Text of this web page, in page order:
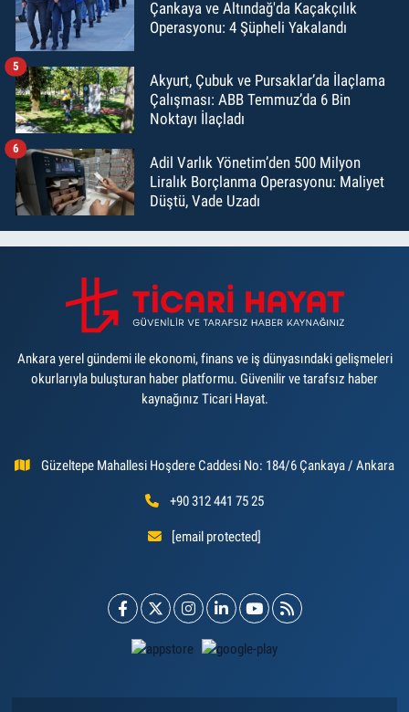
Çankaya ve Altındağ'da Kaçakçılık
Operasyonu: 4 Şüpheli Yakalandı
Akyurt, Çubuk ve Pursaklar’da İlaçlama
Çalışması: ABB Temmuz’da 6 Bin
Noktayı İlaçladı
5
Adil Varlık Yönetim’den 500 Milyon
Liralık Borçlanma Operasyonu: Maliyet
Düştü, Vade Uzadı
6
Ankara yerel gündemi ile ekonomi, finans ve iş dünyasındaki gelişmeleri
okurlarıyla buluşturan haber platformu. Güvenilir ve tarafsız haber
kaynağınız Ticari Hayat.
Güzeltepe Mahallesi Hoşdere Caddesi No: 184/6 Çankaya / Ankara
+90 312 441 75 25
[email protected]